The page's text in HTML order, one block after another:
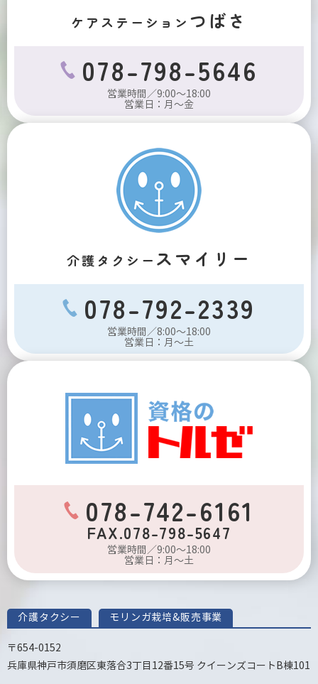
ケアステーション つばさ
078-798-5646
営業時間／9:00～18:00
営業日：月～金
介護タクシー スマイリー
078-792-2339
営業時間／8:00～18:00
営業日：月～土
078-742-6161
FAX.078-798-5647
営業時間／9:00～18:00
営業日：月～土
介護タクシー モリンガ栽培&販売事業
〒654-0152
兵庫県神戸市須磨区東落合3丁目12番15号 クイーンズコートB棟101